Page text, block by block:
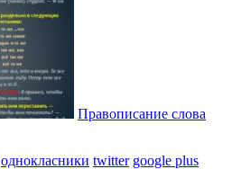
Правописание слова
однокласники twitter google plus